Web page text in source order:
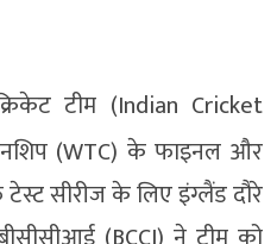
टीम (Indian Cricket
(WTC) के फाइनल और
सीरीज के लिए इंग्लैंड दौरे